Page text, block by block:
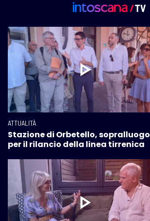
ATTUALITÀ
Stazione di Orbetello, sopralluogo
per il rilancio della linea tirrenica